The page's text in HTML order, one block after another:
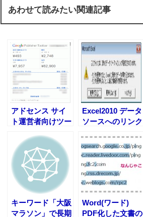
あわせて読みたい関連記事
アドセンス サイ
ト運営者向けツー
ールしてみた。
Excel2010 データ
ソースへのリンク
キーワード「大阪
マラソン」で長期
Word(ワード)
PDF化した文書の